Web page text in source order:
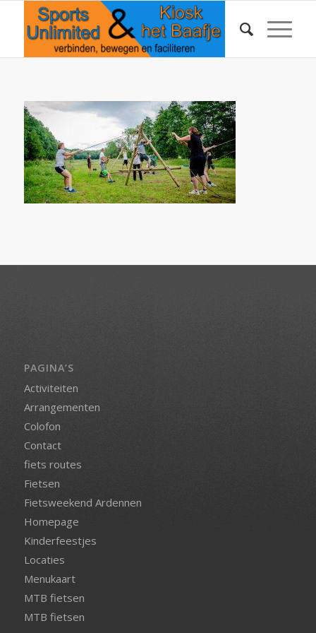
PAGINA’S
Activiteiten
Arrangementen
Colofon
Contact
fiets routes
Fietsen
Fietsweekend Ardennen
Homepage
Kinderfeestjes
Locaties
Menukaart
MTB fietsen
MTB fietsen